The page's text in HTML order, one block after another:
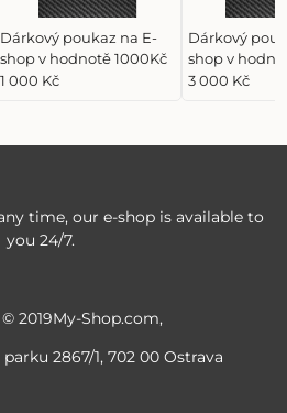
Dárkový poukaz na E-
shop v hodnotě 1000Kč
1 000 Kč
Dárkový
shop v
3 000 Kč
time, our e-shop is available to
you 24/7.
2019My-Shop.com,
parku 2867/1, 702 00 Ostrava